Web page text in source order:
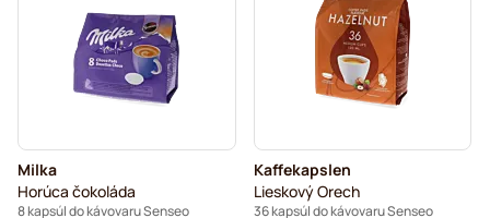
Café René – kávové kapsuly do kávovarov Senseo
Kapsuly do kávovaru Senseo®
Friele – kávové kapsuly do kávovarov Senseo
Milka
Horúca čokoláda
8 kapsúl do kávovaru Senseo
Kaffekapslen
Lieskový Orech
36 kapsúl do kávovaru Senseo